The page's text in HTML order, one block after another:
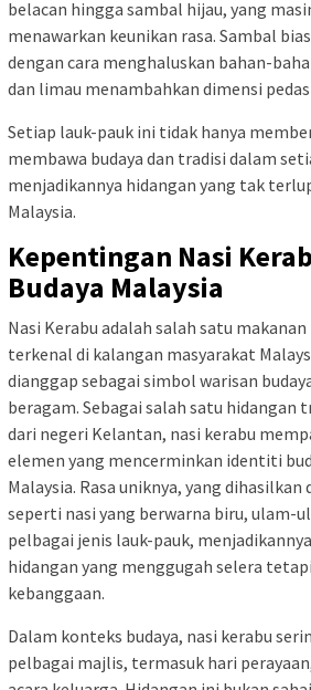
belacan hingga sambal hijau, yang
menawarkan keunikan rasa. Sambal
dengan cara menghaluskan bahan-
dan limau menambahkan dimensi
Setiap lauk-pauk ini tidak hanya
membawa budaya dan tradisi dalam
menjadikannya hidangan yang tak
Malaysia.
Kepentingan Nasi
Budaya Malaysia
Nasi Kerabu adalah salah satu
terkenal di kalangan masyarakat
dianggap sebagai simbol warisan
beragam. Sebagai salah satu hidangan
dari negeri Kelantan, nasi kerabu
elemen yang mencerminkan identiti
Malaysia. Rasa uniknya, yang
seperti nasi yang berwarna biru, ulam-
pelbagai jenis lauk-pauk,
hidangan yang menggugah selera
kebanggaan.
Dalam konteks budaya, nasi kerabu
pelbagai majlis, termasuk hari